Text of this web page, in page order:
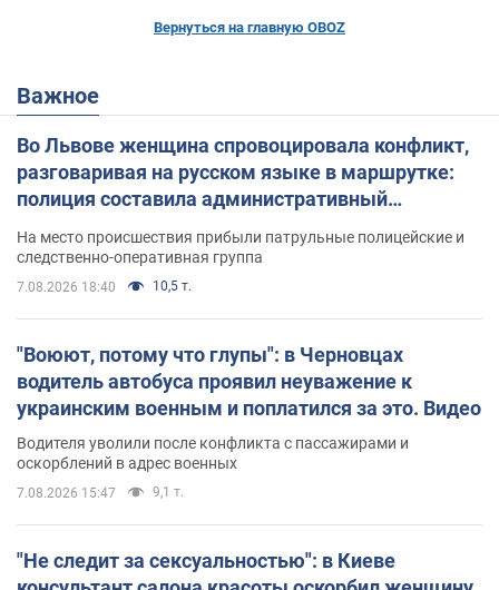
Вернуться на главную OBOZ
Важное
Во Львове женщина спровоцировала конфликт,
разговаривая на русском языке в маршрутке:
полиция составила административный
На место происшествия прибыли патрульные полицейские и
следственно-оперативная группа
7.08.2026 18:40 10,5 т.
"Воюют, потому что глупы": в Черновцах
водитель автобуса проявил неуважение к
украинским военным и поплатился за это. Видео
Водителя уволили после конфликта с пассажирами и
оскорблений в адрес военных
7.08.2026 15:47 9,1 т.
"Не следит за сексуальностью": в Киеве